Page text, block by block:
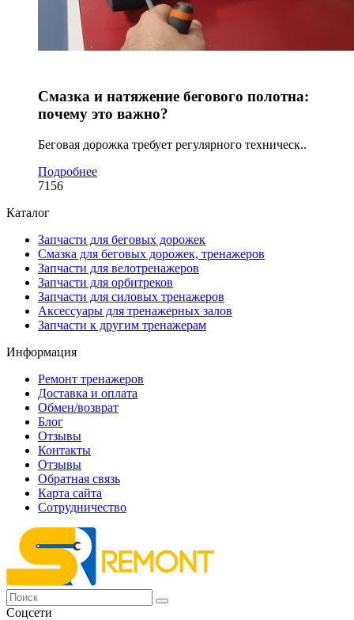
Смазка и натяжение бегового полотна:
почему это важно?
Беговая дорожка требует регулярного техническ..
Подробнее
7156
Каталог
Запчасти для беговых дорожек
Смазка для беговых дорожек, тренажеров
Запчасти для велотренажеров
Запчасти для орбитреков
Запчасти для силовых тренажеров
Аксессуары для тренажерных залов
Запчасти к другим тренажерам
Информация
Ремонт тренажеров
Доставка и оплата
Обмен/возврат
Блог
Отзывы
Контакты
Отзывы
Обратная связь
Карта сайта
Сотрудничество
Соцсети